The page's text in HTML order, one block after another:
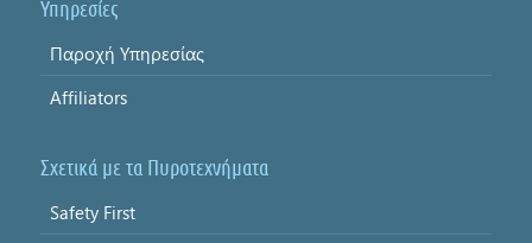
Υπηρεσίες
Παροχή Υπηρεσίας
Affiliators
Σχετικά με τα Πυροτεχνήματα
Safety First